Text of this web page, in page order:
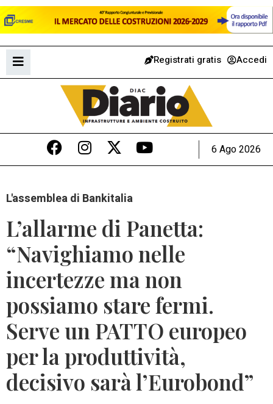
Registrati gratis Accedi
6 Ago 2026
L'assemblea di Bankitalia
L’allarme di Panetta:
“Navighiamo nelle
incertezze ma non
possiamo stare fermi.
Serve un PATTO europeo
per la produttività,
decisivo sarà l’Eurobond”